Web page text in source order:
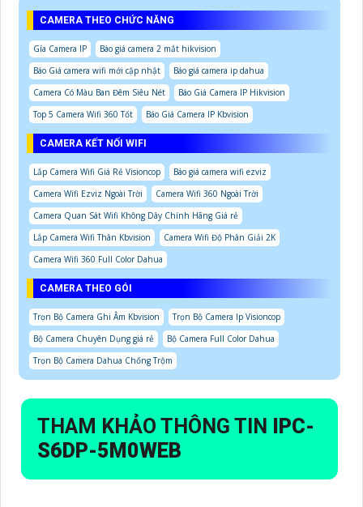
CAMERA THEO CHỨC NĂNG
Gía Camera IP
Báo giá camera 2 mắt hikvision
Báo Giá camera wifi mới cập nhật
Báo giá camera ip dahua
Camera Có Màu Ban Đêm Siêu Nét
Báo Giá Camera IP Hikvision
Top 5 Camera Wifi 360 Tốt
Báo Giá Camera IP Kbvision
CAMERA KẾT NỐI WIFI
Lắp Camera Wifi Giá Rẻ Visioncop
Báo giá camera wifi ezviz
Camera Wifi Ezviz Ngoài Trời
Camera Wifi 360 Ngoài Trời
Camera Quan Sát Wifi Không Dây Chính Hãng Giá rẻ
Lắp Camera Wifi Thân Kbvision
Camera Wifi Độ Phân Giải 2K
Camera Wifi 360 Full Color Dahua
CAMERA THEO GÓI
Trọn Bộ Camera Ghi Âm Kbvision
Trọn Bộ Camera Ip Visioncop
Bộ Camera Chuyên Dụng giá rẻ
Bộ Camera Full Color Dahua
Trọn Bộ Camera Dahua Chống Trộm
THAM KHẢO THÔNG TIN IPC-
S6DP-5M0WEB